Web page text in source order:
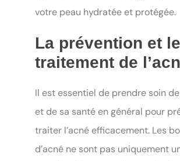
votre peau hydratée et protégée.
La prévention et le
traitement de
Il est essentiel de prendre soin
et de sa santé en général pour
traiter l’acné efficacement. Les
d’acné ne sont pas uniquement